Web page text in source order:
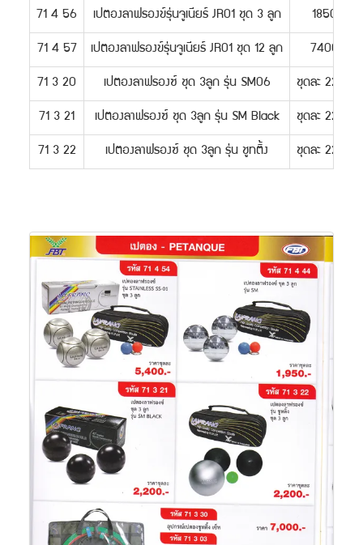
71 4 56 เปตองลาฟรองข์รุ่นจูเนียร์ JR01 ชุด 3 ลูก 1850.-
71 4 57 เปตองลาฟรองข์รุ่นจูเนียร์ JR01 ชุด 12 ลูก 7400.-
71 3 20 เปตองลาฟรองซ์ ชุด 3ลูก รุ่น SM06 ชุดละ 2200.-
71 3 21 เปตองลาฟรองซ์ ชุด 3ลูก รุ่น SM Black ชุดละ 2200.-
71 3 22 เปตองลาฟรองซ์ ชุด 3ลูก รุ่น ชูทติ้ง ชุดละ 2200.-